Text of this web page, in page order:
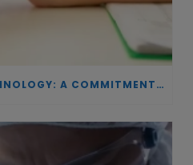
INVESTING IN BIOTECHNOLOGY: A COMMITMENT TO EXCELLENCE AND THE REAL IMPACT OF INNOVATION ON PATIENTS